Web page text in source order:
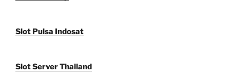
Slot Pulsa Indosat
Slot Server Thailand